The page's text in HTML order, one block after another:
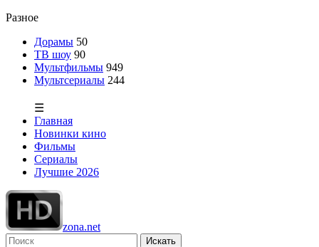
Разное
Дорамы 50
ТВ шоу 90
Мультфильмы 949
Мультсериалы 244
☰
Главная
Новинки кино
Фильмы
Сериалы
Лучшие 2026
zona.net
Искать